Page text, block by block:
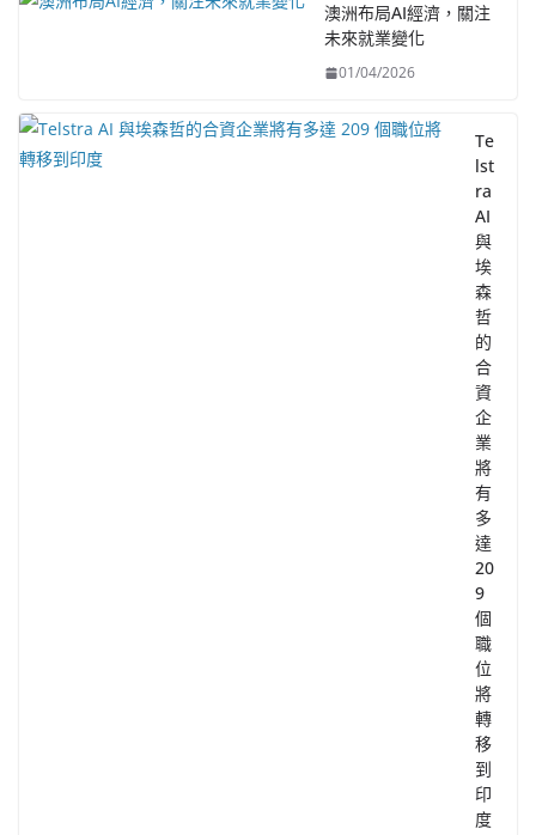
澳洲布局AI經濟，關注
未來就業變化
01/04/2026
Te
lst
ra
AI
與
埃
森
哲
的
合
資
企
業
將
有
多
達
20
9
個
職
位
將
轉
移
到
印
度